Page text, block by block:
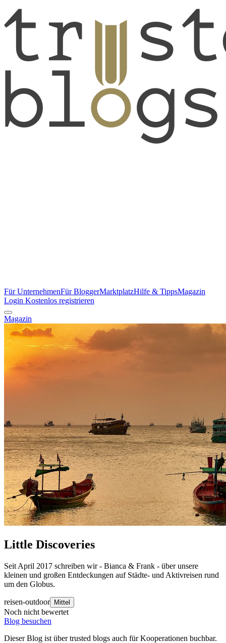
Für UnternehmenFür BloggerMarktplatzHilfe & TippsMagazin
Login Kostenlos registrieren
Magazin
Little Discoveries
Seit April 2017 schreiben wir - Bianca & Frank - über unsere
kleinen und großen Entdeckungen auf Städte- und Aktivreisen rund
um den Globus.
reisen-outdoor Mittel
Noch nicht bewertet
Blog besuchen
Dieser Blog ist über trusted blogs auch für Kooperationen buchbar.